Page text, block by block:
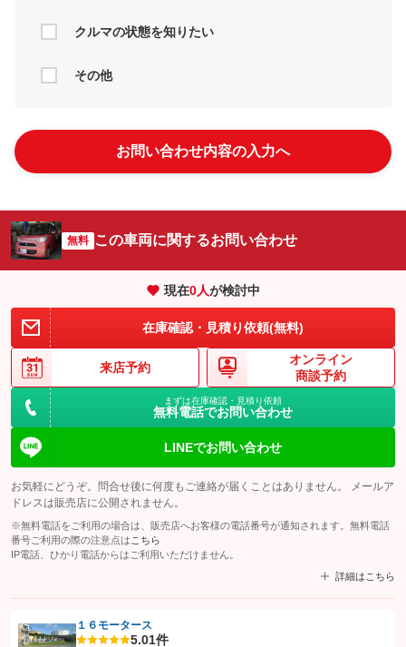
クルマの状態を知りたい
その他
お問い合わせ内容の入力へ
無料 この車両に関するお問い合わせ
現在0人が検討中
在庫確認・見積り依頼(無料)
来店予約
オンライン
商談予約
まずは在庫確認・見積り依頼
無料電話でお問い合わせ
LINEでお問い合わせ
お気軽にどうぞ。問合せ後に何度もご連絡が届くことはありません。 メールア
ドレスは販売店に公開されません。
※無料電話をご利用の場合は、販売店へお客様の電話番号が通知されます。無料電話
番号ご利用の際の注意点は こちら
IP電話、ひかり電話からはご利用いただけません。
詳細はこちら
１６モータース
5.01件